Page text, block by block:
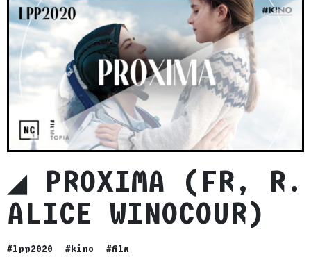
◢ PROXIMA (FR, R.
ALICE WINOCOUR)
#lpp2020 #kino #film